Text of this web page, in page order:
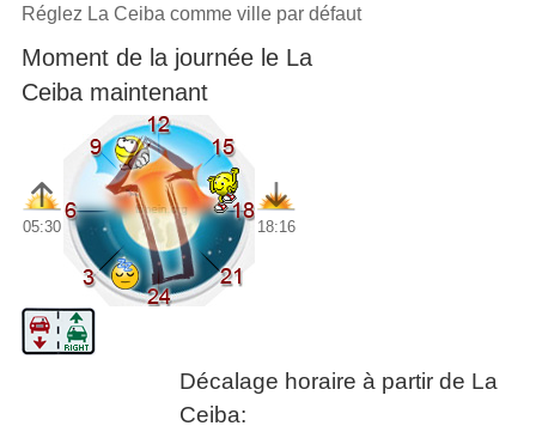
Réglez La Ceiba comme ville par défaut
Moment de la journée le La
Ceiba maintenant
05:30 18:16
Décalage horaire à partir de La
Ceiba: